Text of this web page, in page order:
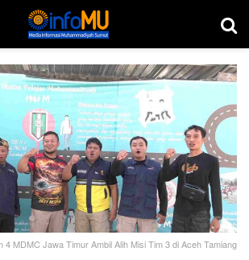
4 MDMC Jawa Timur Ambil Alih Misi Tim 3 di Aceh Tamiang